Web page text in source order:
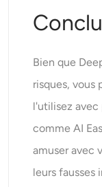
Bien que
risques, vous
l'utilisez avec
comme AI
amuser avec
leurs fausses